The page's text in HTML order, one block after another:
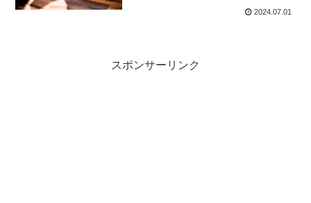
2024.07.01
スポンサーリンク